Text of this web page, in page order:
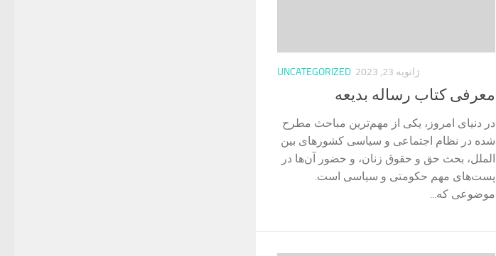
UNCATEGORIZED ژانویه 23, 2023
معرفی کتاب رساله بدیعه
در دنیای امروز، یکی از مهم‌ترین مباحث مطرح
شده در نظام اجتماعی و سیاسی کشورهای بین
الملل، بحث حق و حقوق زنان، و حضور آن‌ها در
پست‌های مهم حکومتی و سیاسی است.
موضوعی که...